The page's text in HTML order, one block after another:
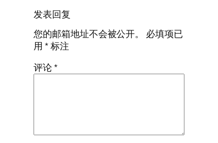
发表回复
您的邮箱地址不会被公开。
必填项已
用*标注
评论*